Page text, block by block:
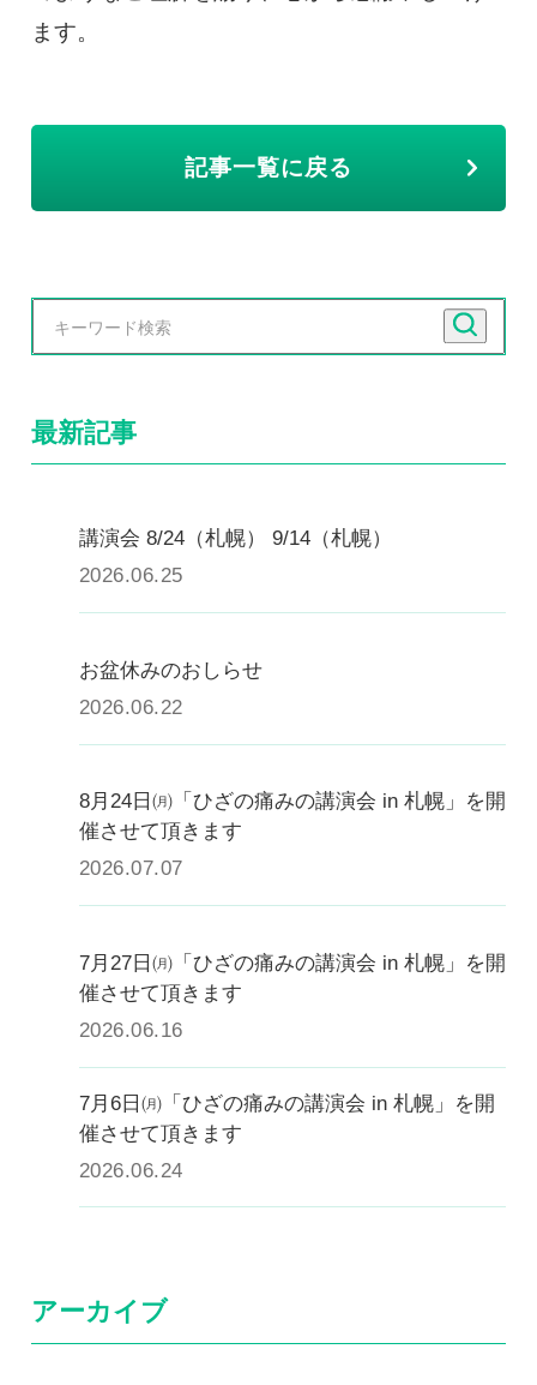
ます。
記事一覧に戻る
最新記事
講演会 8/24（札幌） 9/14（札幌）
2026.06.25
お盆休みのおしらせ
2026.06.22
8月24日㈪「ひざの痛みの講演会 in 札幌」を開
催させて頂きます
2026.07.07
7月27日㈪「ひざの痛みの講演会 in 札幌」を開
催させて頂きます
2026.06.16
7月6日㈪「ひざの痛みの講演会 in 札幌」を開
催させて頂きます
2026.06.24
アーカイブ